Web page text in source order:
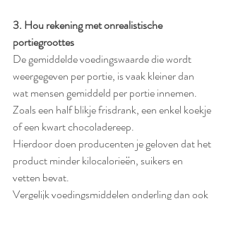
3. Hou rekening met onrealistische
portiegroottes
De gemiddelde voedingswaarde die wordt
weergegeven per portie, is vaak kleiner dan
wat mensen gemiddeld per portie innemen.
Zoals een half blikje frisdrank, een enkel koekje
of een kwart chocoladereep.
Hierdoor doen producenten je geloven dat het
product minder kilocalorieën, suikers en
vetten bevat.
Vergelijk voedingsmiddelen onderling dan ook